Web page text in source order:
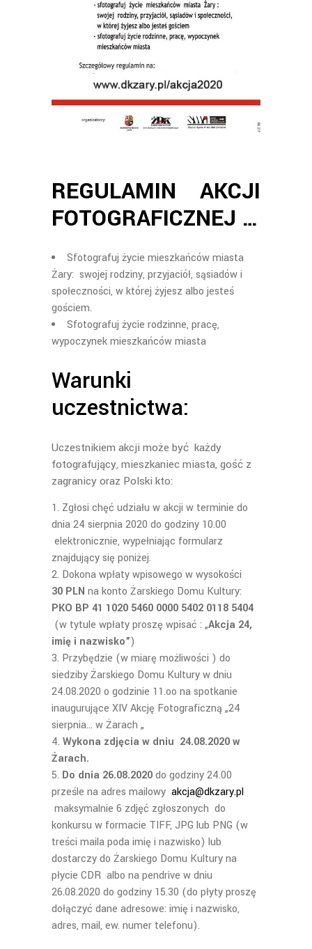
REGULAMIN AKCJI
FOTOGRAFICZNEJ …
Sfotografuj życie mieszkańców miasta
Żary: swojej rodziny, przyjaciół, sąsiadów i
społeczności, w której żyjesz albo jesteś
gościem.
Sfotografuj życie rodzinne, pracę,
wypoczynek mieszkańców miasta
Warunki
uczestnictwa:
Uczestnikiem akcji może być każdy
fotografujący, mieszkaniec miasta, gość z
zagranicy oraz Polski kto:
Zgłosi chęć udziału w akcji w terminie do
dnia 24 sierpnia 2020 do godziny 10.00
elektronicznie, wypełniając formularz
znajdujący się poniżej.
Dokona wpłaty wpisowego w wysokości
30 PLN na konto Żarskiego Domu Kultury:
PKO BP 41 1020 5460 0000 5402 0118 5404
(w tytule wpłaty proszę wpisać : „Akcja 24,
imię i nazwisko”)
Przybędzie (w miarę możliwości ) do
siedziby Żarskiego Domu Kultury w dniu
24.08.2020 o godzinie 11.oo na spotkanie
inaugurujące XIV Akcję Fotograficzną „24
sierpnia… w Żarach „
Wykona zdjęcia w dniu 24.08.2020 w
Żarach.
Do dnia 26.08.2020do godziny 24.00
prześle na adres mailowy akcja@dkzary.pl
maksymalnie 6 zdjęć zgłoszonych do
konkursu w formacie TIFF, JPG lub PNG (w
treści maila poda imię i nazwisko) lub
dostarczy do Żarskiego Domu Kultury na
płycie CDR albo na pendrive w dniu
26.08.2020 do godziny 15.30 (do płyty proszę
dołączyć dane adresowe: imię i nazwisko,
adres, mail, ew. numer telefonu).